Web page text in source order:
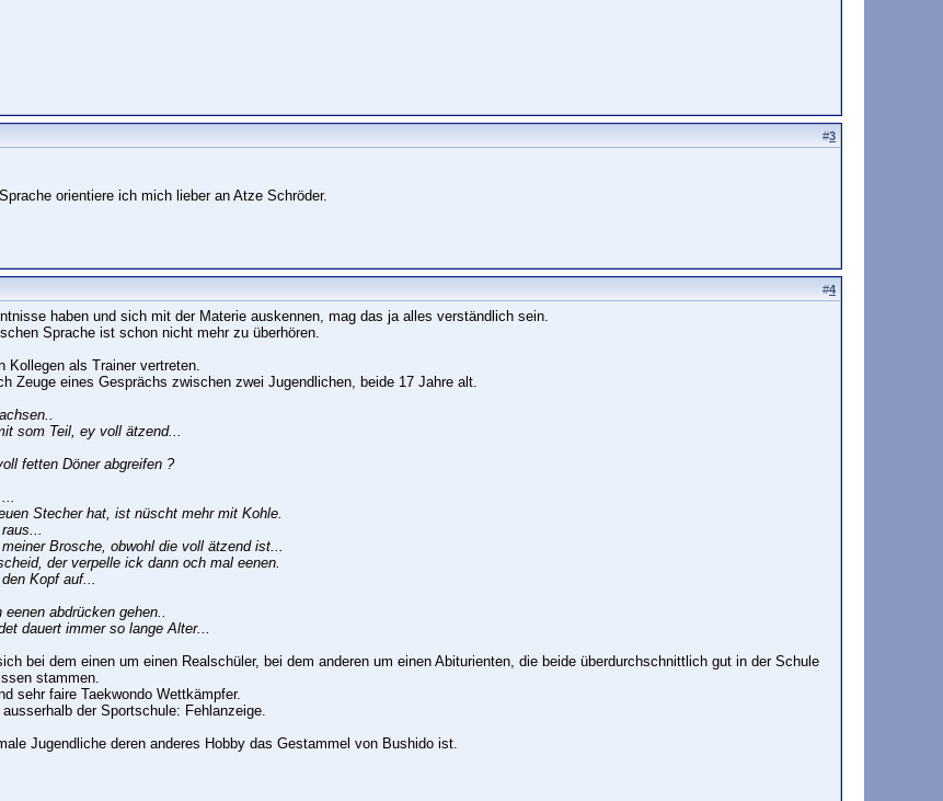
#3
orientiere ich mich lieber an Atze Schröder.
#4
haben und sich mit der Materie auskennen, mag das ja alles verständlich sein.
Sprache ist schon nicht mehr zu überhören.
Kollegen als Trainer vertreten.
Zeuge eines Gesprächs zwischen zwei Jugendlichen, beide 17 Jahre alt.
som Teil, ey voll ätzend...
fetten Döner abgreifen ?
Stecher hat, ist nüscht mehr mit Kohle.
Brosche, obwohl die voll ätzend ist...
der verpelle ick dann och mal eenen.
Kopf auf...
abdrücken gehen..
dauert immer so lange Alter...
bei dem einen um einen Realschüler, bei dem anderen um einen Abiturienten, die beide überdurchschnittlich gut in der Schule
stammen.
sehr faire Taekwondo Wettkämpfer.
der Sportschule: Fehlanzeige.
Jugendliche deren anderes Hobby das Gestammel von Bushido ist.